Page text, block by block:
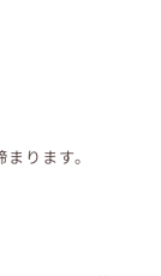
まります。